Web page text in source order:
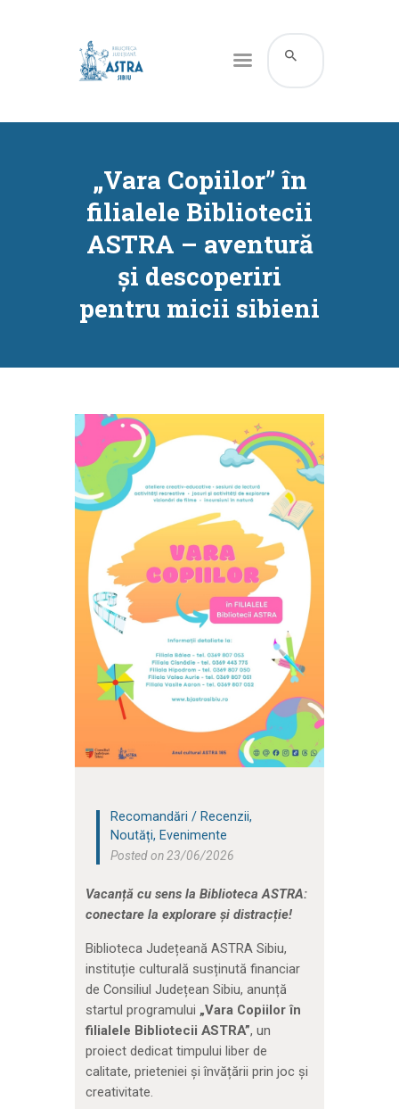
„Vara Copiilor” în
filialele Bibliotecii
ASTRA – aventură
și descoperiri
pentru micii sibieni
CATALOG ONLINE
RESURSE
SERVICII
INFORMAȚII UTILE
BLOG
CONTACT
Recomandări / Recenzii,
Noutăți, Evenimente
Posted on 23/06/2026
Vacanță cu sens la Biblioteca ASTRA:
conectare la explorare și distracție!
Biblioteca Județeană ASTRA Sibiu,
instituție culturală susținută financiar
de Consiliul Județean Sibiu, anunță
startul programului „Vara Copiilor în
filialele Bibliotecii ASTRA”, un
proiect dedicat timpului liber de
calitate, prieteniei și învățării prin joc și
creativitate.